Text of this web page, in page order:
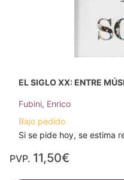
EL SIGLO XX: ENTRE
Fubini, Enrico
Bajo pedido
Si se pide hoy, se estima
PVP. 11,50€